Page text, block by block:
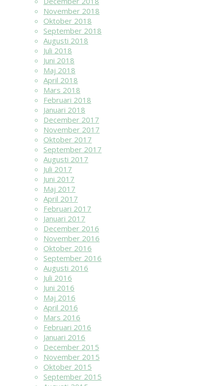
November 2018
Oktober 2018
September 2018
Augusti 2018
Juli 2018
Juni 2018
Maj 2018
April 2018
Mars 2018
Februari 2018
Januari 2018
December 2017
November 2017
Oktober 2017
September 2017
Augusti 2017
Juli 2017
Juni 2017
Maj 2017
April 2017
Februari 2017
Januari 2017
December 2016
November 2016
Oktober 2016
September 2016
Augusti 2016
Juli 2016
Juni 2016
Maj 2016
April 2016
Mars 2016
Februari 2016
Januari 2016
December 2015
November 2015
Oktober 2015
September 2015